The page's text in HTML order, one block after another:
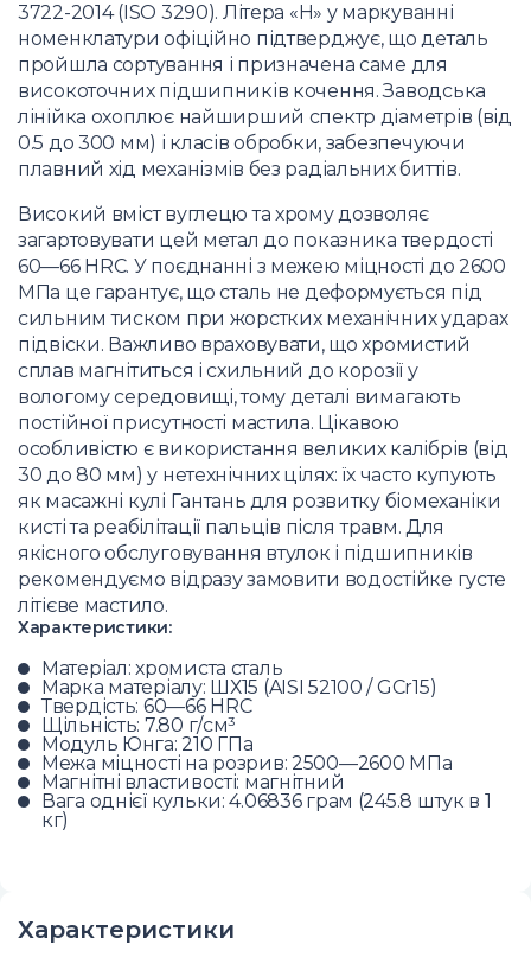
3722-2014 (ISO 3290). Літера «Н» у маркуванні
номенклатури офіційно підтверджує, що деталь
пройшла сортування і призначена саме для
високоточних підшипників кочення. Заводська
лінійка охоплює найширший спектр діаметрів (від
0.5 до 300 мм) і класів обробки, забезпечуючи
плавний хід механізмів без радіальних биттів.
Високий вміст вуглецю та хрому дозволяє
загартовувати цей метал до показника твердості
60—66 HRC. У поєднанні з межею міцності до 2600
МПа це гарантує, що сталь не деформується під
сильним тиском при жорстких механічних ударах
підвіски. Важливо враховувати, що хромистий
сплав магнітиться і схильний до корозії у
вологому середовищі, тому деталі вимагають
постійної присутності мастила. Цікавою
особливістю є використання великих калібрів (від
30 до 80 мм) у нетехнічних цілях: їх часто купують
як масажні кулі Гантань для розвитку біомеханіки
кисті та реабілітації пальців після травм. Для
якісного обслуговування втулок і підшипників
рекомендуємо відразу замовити водостійке густе
літієве мастило.
Характеристики:
Матеріал: хромиста сталь
Марка матеріалу: ШХ15 (AISI 52100 / GCr15)
Твердість: 60—66 HRC
Щільність: 7.80 г/см³
Модуль Юнга: 210 ГПа
Межа міцності на розрив: 2500—2600 МПа
Магнітні властивості: магнітний
Вага однієї кульки: 4.06836 грам (245.8 штук в 1
кг)
Характеристики